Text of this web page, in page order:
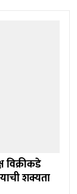
विक्रीकडे
शक्यता